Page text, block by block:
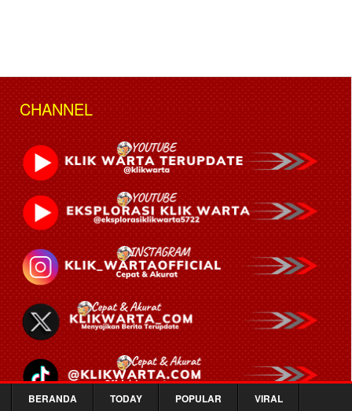
CHANNEL
BERANDA TODAY POPULAR VIRAL